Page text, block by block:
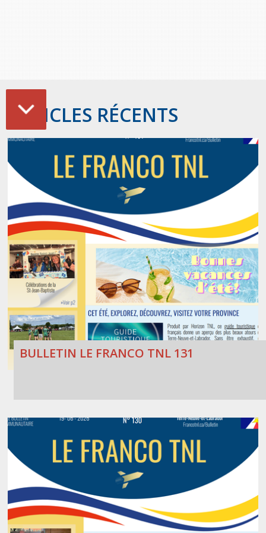
ARTICLES RÉCENTS
BULLETIN LE FRANCO TNL 131